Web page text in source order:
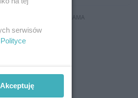
serwisów
Polityce
Akceptuję